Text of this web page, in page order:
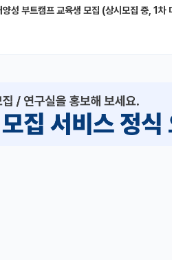
성 부트캠프 교육생 모집 (상시모집 중, 1